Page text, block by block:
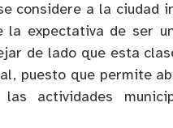
considere a la ciudad
la expectativa de ser
de lado que esta
puesto que permite
actividades